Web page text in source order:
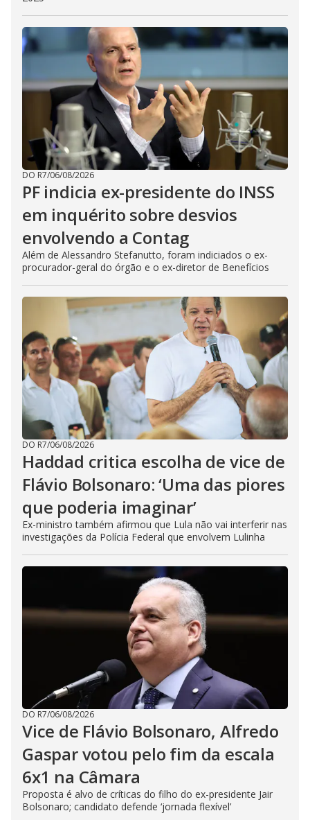
DO R7/06/08/2026
PF indicia ex-presidente do INSS
em inquérito sobre desvios
envolvendo a Contag
Além de Alessandro Stefanutto, foram indiciados o ex-
procurador-geral do órgão e o ex-diretor de Benefícios
DO R7/06/08/2026
Haddad critica escolha de vice de
Flávio Bolsonaro: ‘Uma das piores
que poderia imaginar’
Ex-ministro também afirmou que Lula não vai interferir nas
investigações da Polícia Federal que envolvem Lulinha
DO R7/06/08/2026
Vice de Flávio Bolsonaro, Alfredo
Gaspar votou pelo fim da escala
6x1 na Câmara
Proposta é alvo de críticas do filho do ex-presidente Jair
Bolsonaro; candidato defende ‘jornada flexível’